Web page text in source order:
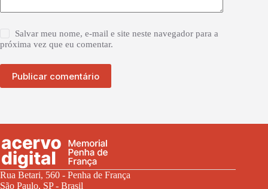
Salvar meu nome, e-mail e site neste navegador para a
próxima vez que eu comentar.
Publicar comentário
Rua Betari, 560 - Penha de França
São Paulo, SP - Brasil